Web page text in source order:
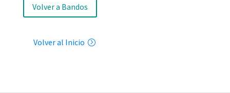
Volver a Bandos
Volver al Inicio